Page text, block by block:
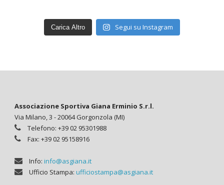
Carica Altro Segui su Instagram
Associazione Sportiva Giana Erminio S.r.l.
Via Milano, 3 - 20064 Gorgonzola (MI)
Telefono: +39 02 95301988
Fax: +39 02 95158916
Info: info@asgiana.it
Ufficio Stampa: ufficiostampa@asgiana.it